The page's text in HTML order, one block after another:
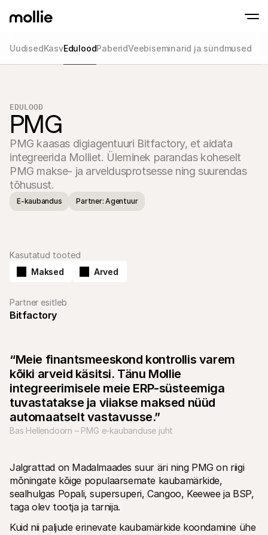
Kassa
Paku konversioonile
kassaprotsessi
Korduvad maksed
Kogu korduvaid ja
Tehnilised ressursid
Arendajate portaal
Avasta arendaja ressursid ja uuendused
Raamatukogud
Integreeri Mollie valmis raamatukogudega
Discordi kogukond
Liitu meie arendajate kogukonnaga
Hinnakujundus
Tutvu meie loo ja väärtustega
lähemalt
Uudised
Loe uusimaid Mollie uudiseid
Karjäärid
inimesi!
Lae
UudisedKasvEduloodPaberidVeebiseminarid ja sündmused
EDULOOD
PMG
PMG kaasas digiagentuuri Bitfactory, et aidata
integreerida Molliet. Üleminek parandas koheselt
PMG makse- ja arveldusprotsesse ning suurendas
tõhusust.
E-kaubandus Partner: Agentuur
“Meie finantsmeeskond kontrollis varem
kõiki arveid käsitsi. Tänu Mollie
integreerimisele meie ERP-süsteemiga
tuvastatakse ja viiakse maksed nüüd
automaatselt vastavusse.”
Bas Hellendoorn – PMG e-kaubanduse juht
Jalgrattad on Madalmaades suur äri ning PMG on riigi
mõningate kõige populaarsemate kaubamärkide,
sealhulgas Popali, supersuperi, Cangoo, Keewee ja BSP,
taga olev tootja ja tarnija.
Kuid nii paljude erinevate kaubamärkide koondamine ühe
Kasutatud tooted
Maksed
Arved
Partner esitleb
Bitfactory